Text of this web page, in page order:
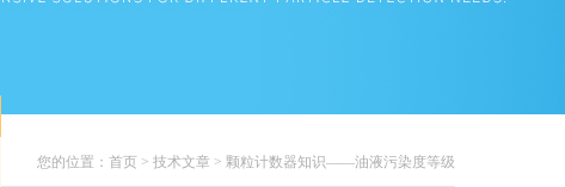
您的位置： 首页 > 技术文章 > 颗粒计数器知识——油液污染度等级